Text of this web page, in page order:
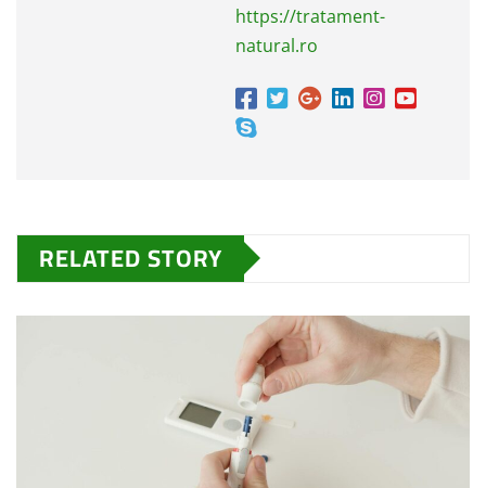
https://tratament-
natural.ro
RELATED STORY